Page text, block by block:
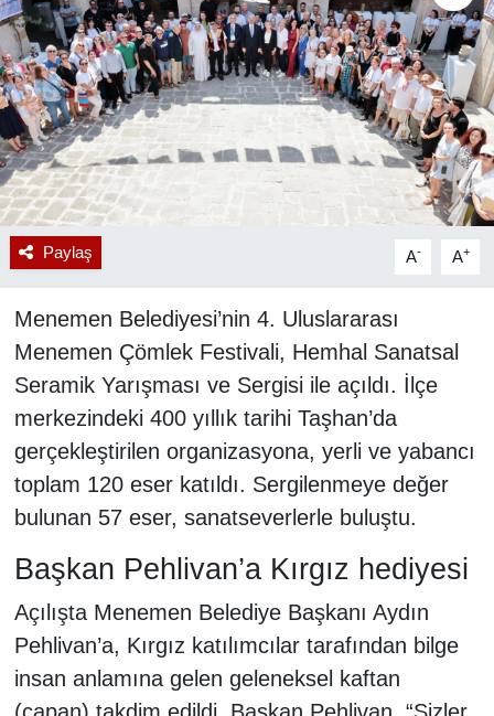
Paylaş A- A+
Menemen Belediyesi’nin 4. Uluslararası
Menemen Çömlek Festivali, Hemhal Sanatsal
Seramik Yarışması ve Sergisi ile açıldı. İlçe
merkezindeki 400 yıllık tarihi Taşhan’da
gerçekleştirilen organizasyona, yerli ve yabancı
toplam 120 eser katıldı. Sergilenmeye değer
bulunan 57 eser, sanatseverlerle buluştu.
Başkan Pehlivan’a Kırgız hediyesi
Açılışta Menemen Belediye Başkanı Aydın
Pehlivan’a, Kırgız katılımcılar tarafından bilge
insan anlamına gelen geleneksel kaftan